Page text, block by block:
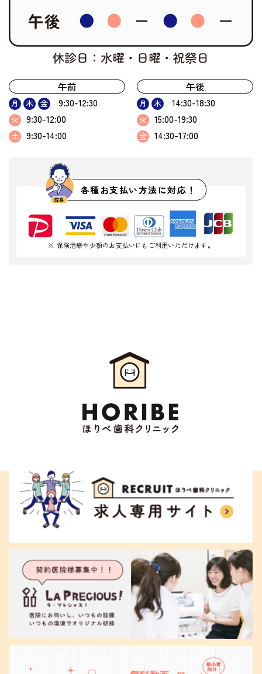
午前
月 木 金 9:30-12:30
火 9:30-12:00
土 9:30-14:00
午後
月 木 14:30-18:30
火 15:00-19:30
金 14:30-17:00
各種お支払い方法に対応！
※ 保険治療や少額のお支払いにもご利用いただけます。